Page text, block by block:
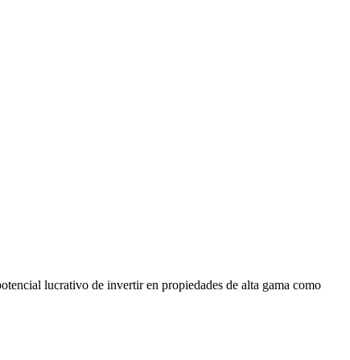
lucrativo de invertir en propiedades de alta gama como